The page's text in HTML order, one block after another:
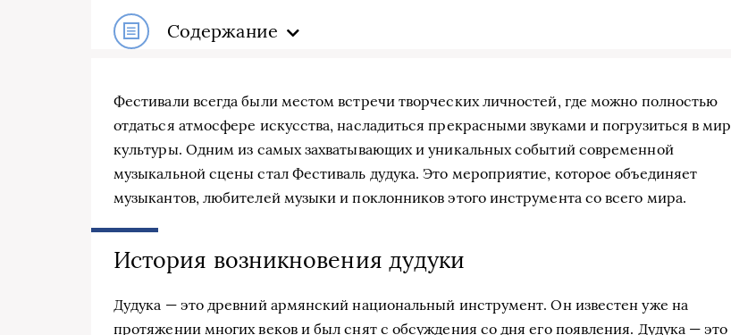
Содержание
Фестивали всегда были местом встречи творческих личностей, где можно полностью
отдаться атмосфере искусства, насладиться прекрасными звуками и погрузиться в мир
культуры. Одним из самых захватывающих и уникальных событий современной
музыкальной сцены стал Фестиваль дудука. Это мероприятие, которое объединяет
музыкантов, любителей музыки и поклонников этого инструмента со всего мира.
История возникновения дудуки
Дудука — это древний армянский национальный инструмент. Он известен уже на
протяжении многих веков и был снят с обсуждения со дня его появления. Дудука — это